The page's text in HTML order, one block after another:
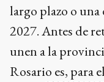
largo plazo o
2027. Antes de
unen a la
Rosario es, para